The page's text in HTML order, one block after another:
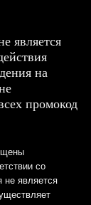
является
на
промокод
со
не является